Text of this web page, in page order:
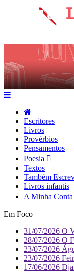
Escritores
Livros
Provérbios
Pensamentos
Poesia
Textos
Também
Livros infantis
A Minha Conta
Em Foco
31/07/2026 O
28/07/2026 O
23/07/2026
23/07/2026
17/06/2026